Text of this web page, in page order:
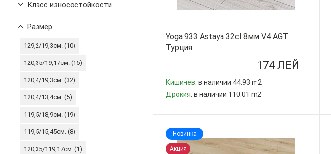
Класс износостойкости
Размер
129,2/19,3см. (10)
120,35/19,17см. (15)
120,4/19,3см. (32)
120,4/13,4см. (5)
119,5/18,9см. (19)
119,5/15,45см. (8)
120,35/119,17см. (1)
Yoga 933 Astaya 32cl 8мм V4 AGT
Турция
174 ЛЕЙ
Кишинев: в наличии 44.93 m2
Дрокия: в наличии 110.01 m2
Новинка
Акция